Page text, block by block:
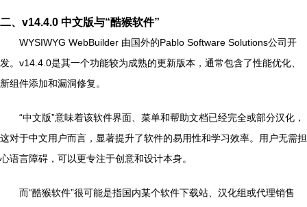
二、v14.4.0 中文版与“酷猴软件”
WYSIWYG WebBuilder 由国外的Pablo Software Solutions公司开
发。v14.4.0是其一个功能较为成熟的更新版本，通常包含了性能优化、
新组件添加和漏洞修复。
“中文版”意味着该软件界面、菜单和帮助文档已经完全或部分汉化，
这对于中文用户而言，显著提升了软件的易用性和学习效率。用户无需担
心语言障碍，可以更专注于创意和设计本身。
而“酷猴软件”很可能是指国内某个软件下载站、汉化组或代理销售